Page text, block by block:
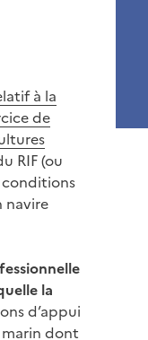
à la
de
RIF (ou
conditions
navire
la
d’appui
dont